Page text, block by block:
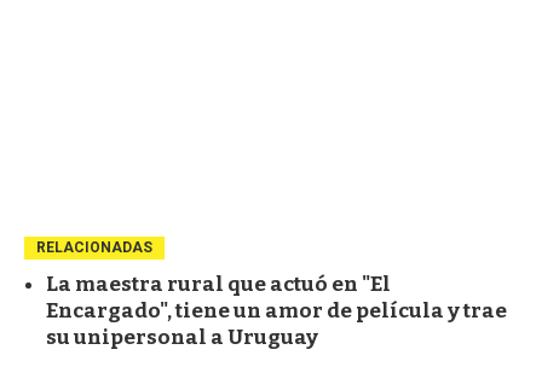
RELACIONADAS
La maestra rural que actuó en "El
Encargado", tiene un amor de película y trae
su unipersonal a Uruguay